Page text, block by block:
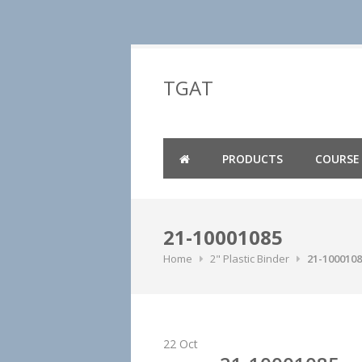
contentTGAT
PRODUCTS COURSE
21-10001085
Home 2" Plastic Binder 21-
22 Oct